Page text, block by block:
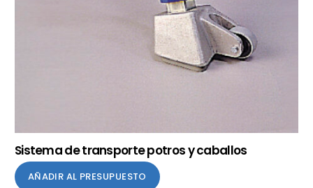
Sistema de transporte potros y caballos
AÑADIR AL PRESUPUESTO